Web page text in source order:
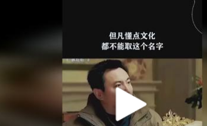
俄称欧洲若想和平解决冲突应停止援乌
台军“汉光秀”开场闹剧多
泸溪河：桃酥吃出金属牙冠视频不实
泰国枪击案已致2死 枪手仍藏学校附近
1岁宝宝碰坏纸巾盒 宝妈被索赔924元
男子结婚8年3个女儿均非亲生